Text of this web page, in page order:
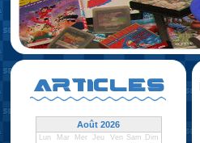
ARTICLES
Août 2026
Lun Mar Mer Jeu Ven Sam Dim